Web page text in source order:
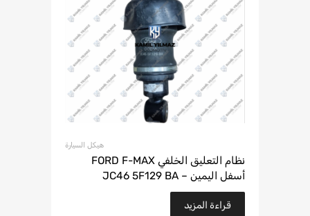
هيكل السيارة
نظام التعليق الخلفي FORD F-MAX
أسفل اليمين – JC46 5F129 BA
قراءة المزيد